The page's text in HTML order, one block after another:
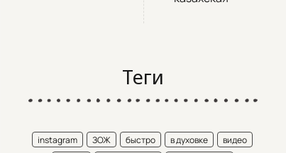
Теги
instagram ЗОЖ быстро в духовке
видео